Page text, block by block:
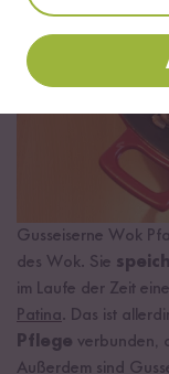
Gusseiserne Wok
des Wok. Sie
im Laufe der Zeit eine
Patina. Das ist
Pflege verbunden,
Außerdem sind